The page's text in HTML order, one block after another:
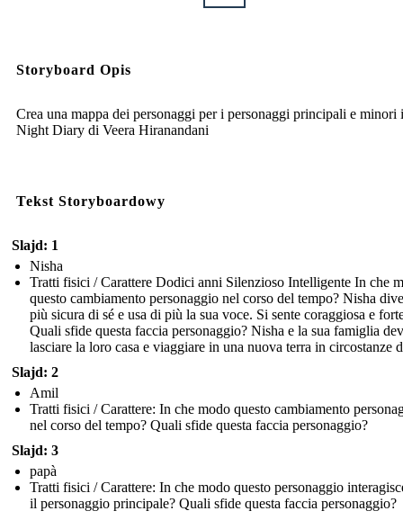
Storyboard Opis
Crea una mappa dei personaggi per i personaggi principali e minori
Night Diary di Veera Hiranandani
Tekst Storyboardowy
Slajd: 1
Nisha
Tratti fisici / Carattere Dodici anni Silenzioso Intelligente In che
questo cambiamento personaggio nel corso del tempo? Nisha
più sicura di sé e usa di più la sua voce. Si sente coraggiosa e
Quali sfide questa faccia personaggio? Nisha e la sua famiglia
lasciare la loro casa e viaggiare in una nuova terra in circostanze
Slajd: 2
Amil
Tratti fisici / Carattere: In che modo questo cambiamento
nel corso del tempo? Quali sfide questa faccia personaggio?
Slajd: 3
papà
Tratti fisici / Carattere: In che modo questo personaggio
il personaggio principale? Quali sfide questa faccia personaggio?